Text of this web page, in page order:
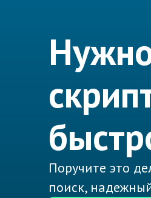
Поручите это
поиск,